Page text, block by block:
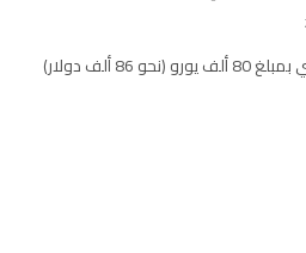
تبرّع النجم الأرجنتيني ليونيل ميسي بمبلغ 80 ألف يورو (نحو 86 ألف دولار)